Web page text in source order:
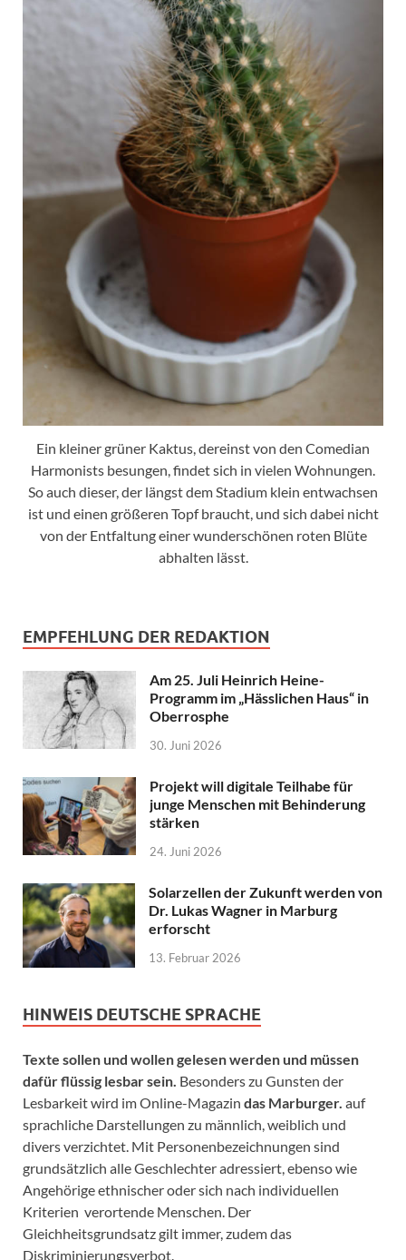
Ein kleiner grüner Kaktus, dereinst von den Comedian
Harmonists besungen, findet sich in vielen Wohnungen.
So auch dieser, der längst dem Stadium klein entwachsen
ist und einen größeren Topf braucht, und sich dabei nicht
von der Entfaltung einer wunderschönen roten Blüte
abhalten lässt.
EMPFEHLUNG DER REDAKTION
Am 25. Juli Heinrich Heine-
Programm im „Hässlichen Haus“ in
Oberrosphe
30. Juni 2026
Projekt will digitale Teilhabe für
junge Menschen mit Behinderung
stärken
24. Juni 2026
Solarzellen der Zukunft werden von
Dr. Lukas Wagner in Marburg
erforscht
13. Februar 2026
HINWEIS DEUTSCHE SPRACHE
Texte sollen und wollen gelesen werden und müssen
dafür flüssig lesbar sein. Besonders zu Gunsten der
Lesbarkeit wird im Online-Magazin das Marburger. auf
sprachliche Darstellungen zu männlich, weiblich und
divers verzichtet. Mit Personenbezeichnungen sind
grundsätzlich alle Geschlechter adressiert, ebenso wie
Angehörige ethnischer oder sich nach individuellen
Kriterien verortende Menschen. Der
Gleichheitsgrundsatz gilt immer, zudem das
Diskriminierungsverbot.